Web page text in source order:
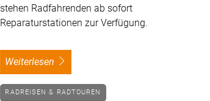
stehen Radfahrenden ab sofort
Reparaturstationen zur Verfügung.
weiterlesen
RADREISEN & RADTOUREN